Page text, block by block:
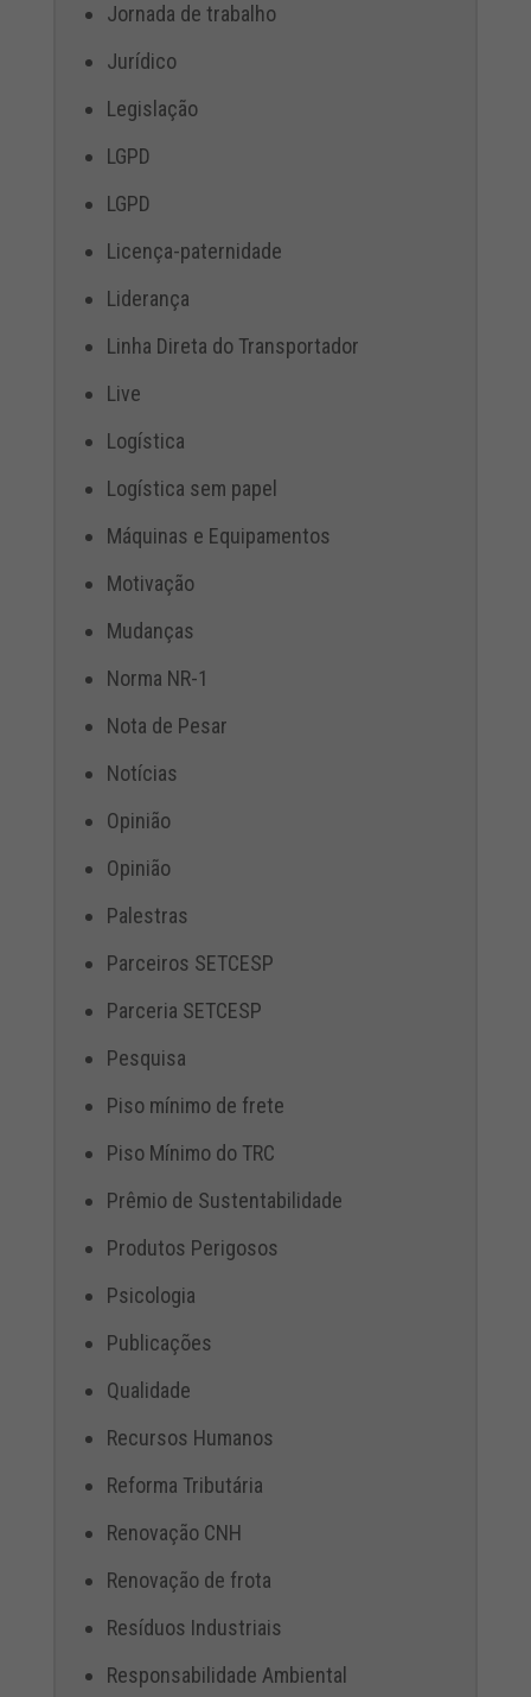
Jornada de trabalho
Jurídico
Legislação
LGPD
LGPD
Licença-paternidade
Liderança
Linha Direta do Transportador
Live
Logística
Logística sem papel
Máquinas e Equipamentos
Motivação
Mudanças
Norma NR-1
Nota de Pesar
Notícias
Opinião
Opinião
Palestras
Parceiros SETCESP
Parceria SETCESP
Pesquisa
Piso mínimo de frete
Piso Mínimo do TRC
Prêmio de Sustentabilidade
Produtos Perigosos
Psicologia
Publicações
Qualidade
Recursos Humanos
Reforma Tributária
Renovação CNH
Renovação de frota
Resíduos Industriais
Responsabilidade Ambiental